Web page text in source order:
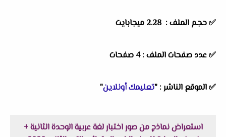
✅ حجم الملف : 2.28 ميجابايت
✅ عدد صفحات الملف : 4 صفحات
✅الموقع الناشر : "تعليمك أونلاين"
استعراض نماذج من صور اختبار لغة عربية الوحدة الثانية +